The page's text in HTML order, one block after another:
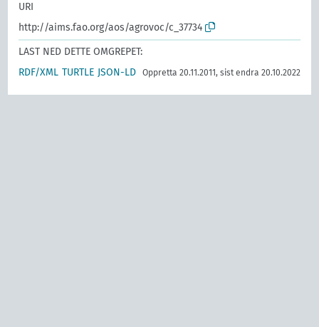
URI
http://aims.fao.org/aos/agrovoc/c_37734
LAST NED DETTE OMGREPET:
RDF/XML TURTLE JSON-LD Oppretta 20.11.2011, sist endra 20.10.2022